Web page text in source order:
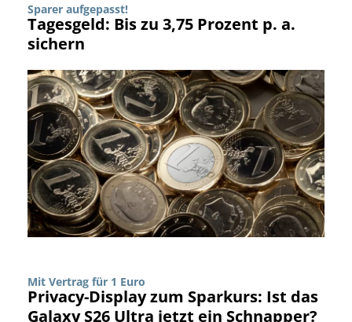
Sparer aufgepasst!
Tagesgeld: Bis zu 3,75 Prozent p. a.
sichern
Mit Vertrag für 1 Euro
Privacy-Display zum Sparkurs: Ist das
Galaxy S26 Ultra jetzt ein Schnapper?